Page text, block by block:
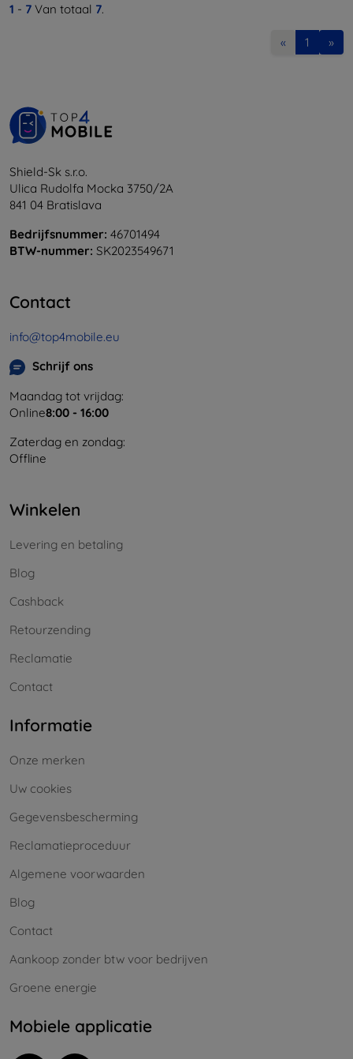
1 - 7 Van totaal 7.
« 1 »
Shield-Sk s.r.o.
Ulica Rudolfa Mocka 3750/2A
841 04 Bratislava
Bedrijfsnummer: 46701494
BTW-nummer: SK2023549671
Contact
info@top4mobile.eu
Schrijf ons
Maandag tot vrijdag:
Online8:00 - 16:00
Zaterdag en zondag:
Offline
Winkelen
Levering en betaling
Blog
Cashback
Retourzending
Reclamatie
Contact
Informatie
Onze merken
Uw cookies
Gegevensbescherming
Reclamatieproceduur
Algemene voorwaarden
Blog
Contact
Aankoop zonder btw voor bedrijven
Groene energie
Mobiele applicatie